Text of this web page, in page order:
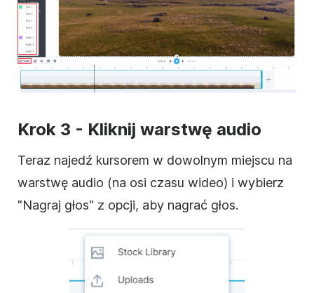
Krok 3 - Kliknij warstwę audio
Teraz najedź kursorem w dowolnym miejscu na
warstwę audio (na osi czasu wideo) i wybierz
"Nagraj głos" z opcji, aby nagrać głos.